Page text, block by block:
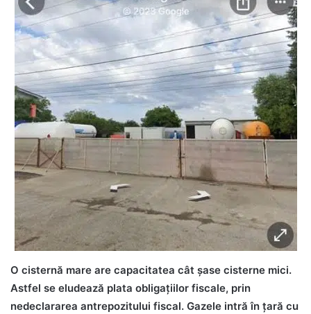
O cisternă mare are capacitatea cât șase cisterne mici.
Astfel se eludează plata obligațiilor fiscale, prin
nedeclararea antrepozitului fiscal. Gazele intră în țară cu